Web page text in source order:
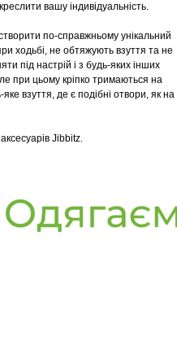
вашу індивідуальність.
по-справжньому унікальний
ходьбі, не обтяжують взуття та не
під настрій і з будь-яких інших
при цьому кріпко тримаються на
взуття, де є подібні отвори, як на
Jibbitz.